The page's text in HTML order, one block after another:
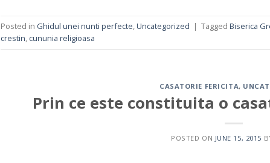
Posted in Ghidul unei nunti perfecte,Uncategorized | Tagged Biserica
crestin, cununia religioasa
CASATORIE FERICITA,
Prin ce este constituita o
POSTED ON JUNE 15, 2015